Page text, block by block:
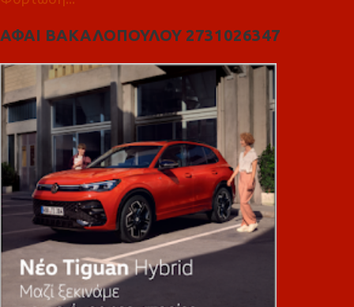
ΑΦΑΙ ΒΑΚΑΛΟΠΟΥΛΟΥ 2731026347